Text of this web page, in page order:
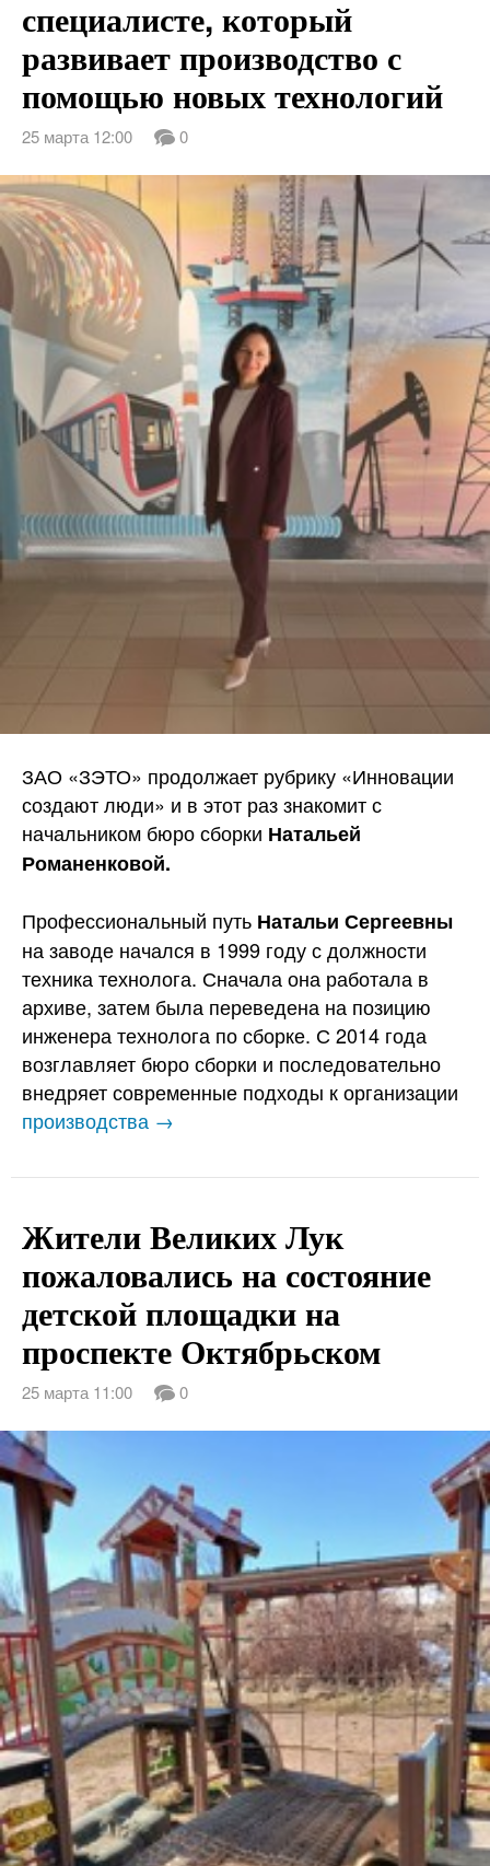
специалисте, который
развивает производство с
помощью новых технологий
25 марта 12:00 0
ЗАО «ЗЭТО» продолжает рубрику «Инновации
создают люди» и в этот раз знакомит с
начальником бюро сборки Натальей
Романенковой.
Профессиональный путь Натальи Сергеевны
на заводе начался в 1999 году с должности
техника технолога. Сначала она работала в
архиве, затем была переведена на позицию
инженера технолога по сборке. С 2014 года
возглавляет бюро сборки и последовательно
внедряет современные подходы к организации
производства →
Жители Великих Лук
пожаловались на состояние
детской площадки на
проспекте Октябрьском
25 марта 11:00 0